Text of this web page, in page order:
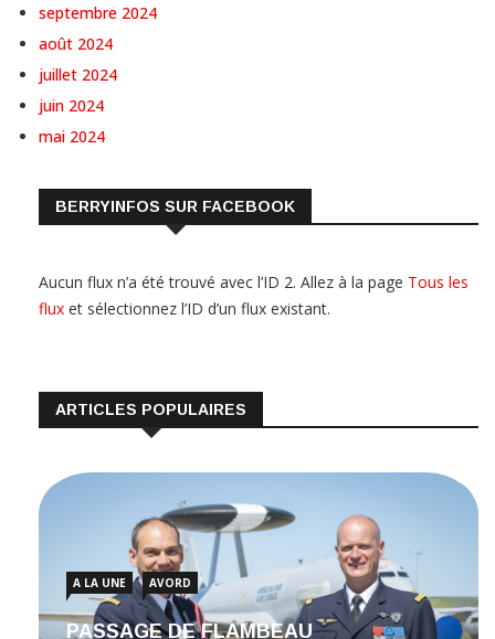
septembre 2024
août 2024
juillet 2024
juin 2024
mai 2024
BERRYINFOS SUR FACEBOOK
Aucun flux n’a été trouvé avec l’ID 2. Allez à la page Tous les
flux et sélectionnez l’ID d’un flux existant.
ARTICLES POPULAIRES
A LA UNE AVORD
PASSAGE DE FLAMBEAU